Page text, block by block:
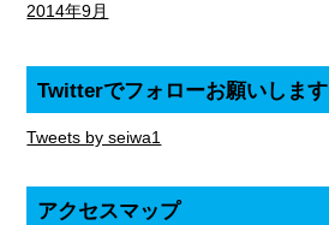
2014年9月
Twitterでフォローお願いします
Tweets by seiwa1
アクセスマップ